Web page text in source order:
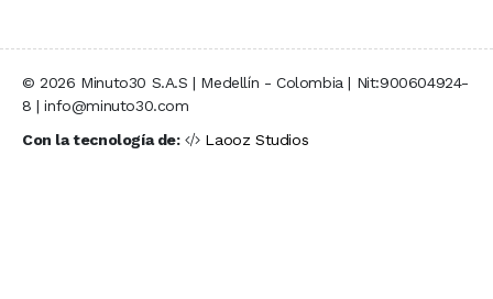
© 2026 Minuto30 S.A.S | Medellín - Colombia | Nit:900604924-
8 | info@minuto30.com
Con la tecnología de:
Laooz Studios